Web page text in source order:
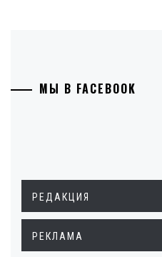
МЫ В FACEBOOK
РЕДАКЦИЯ
РЕКЛАМА